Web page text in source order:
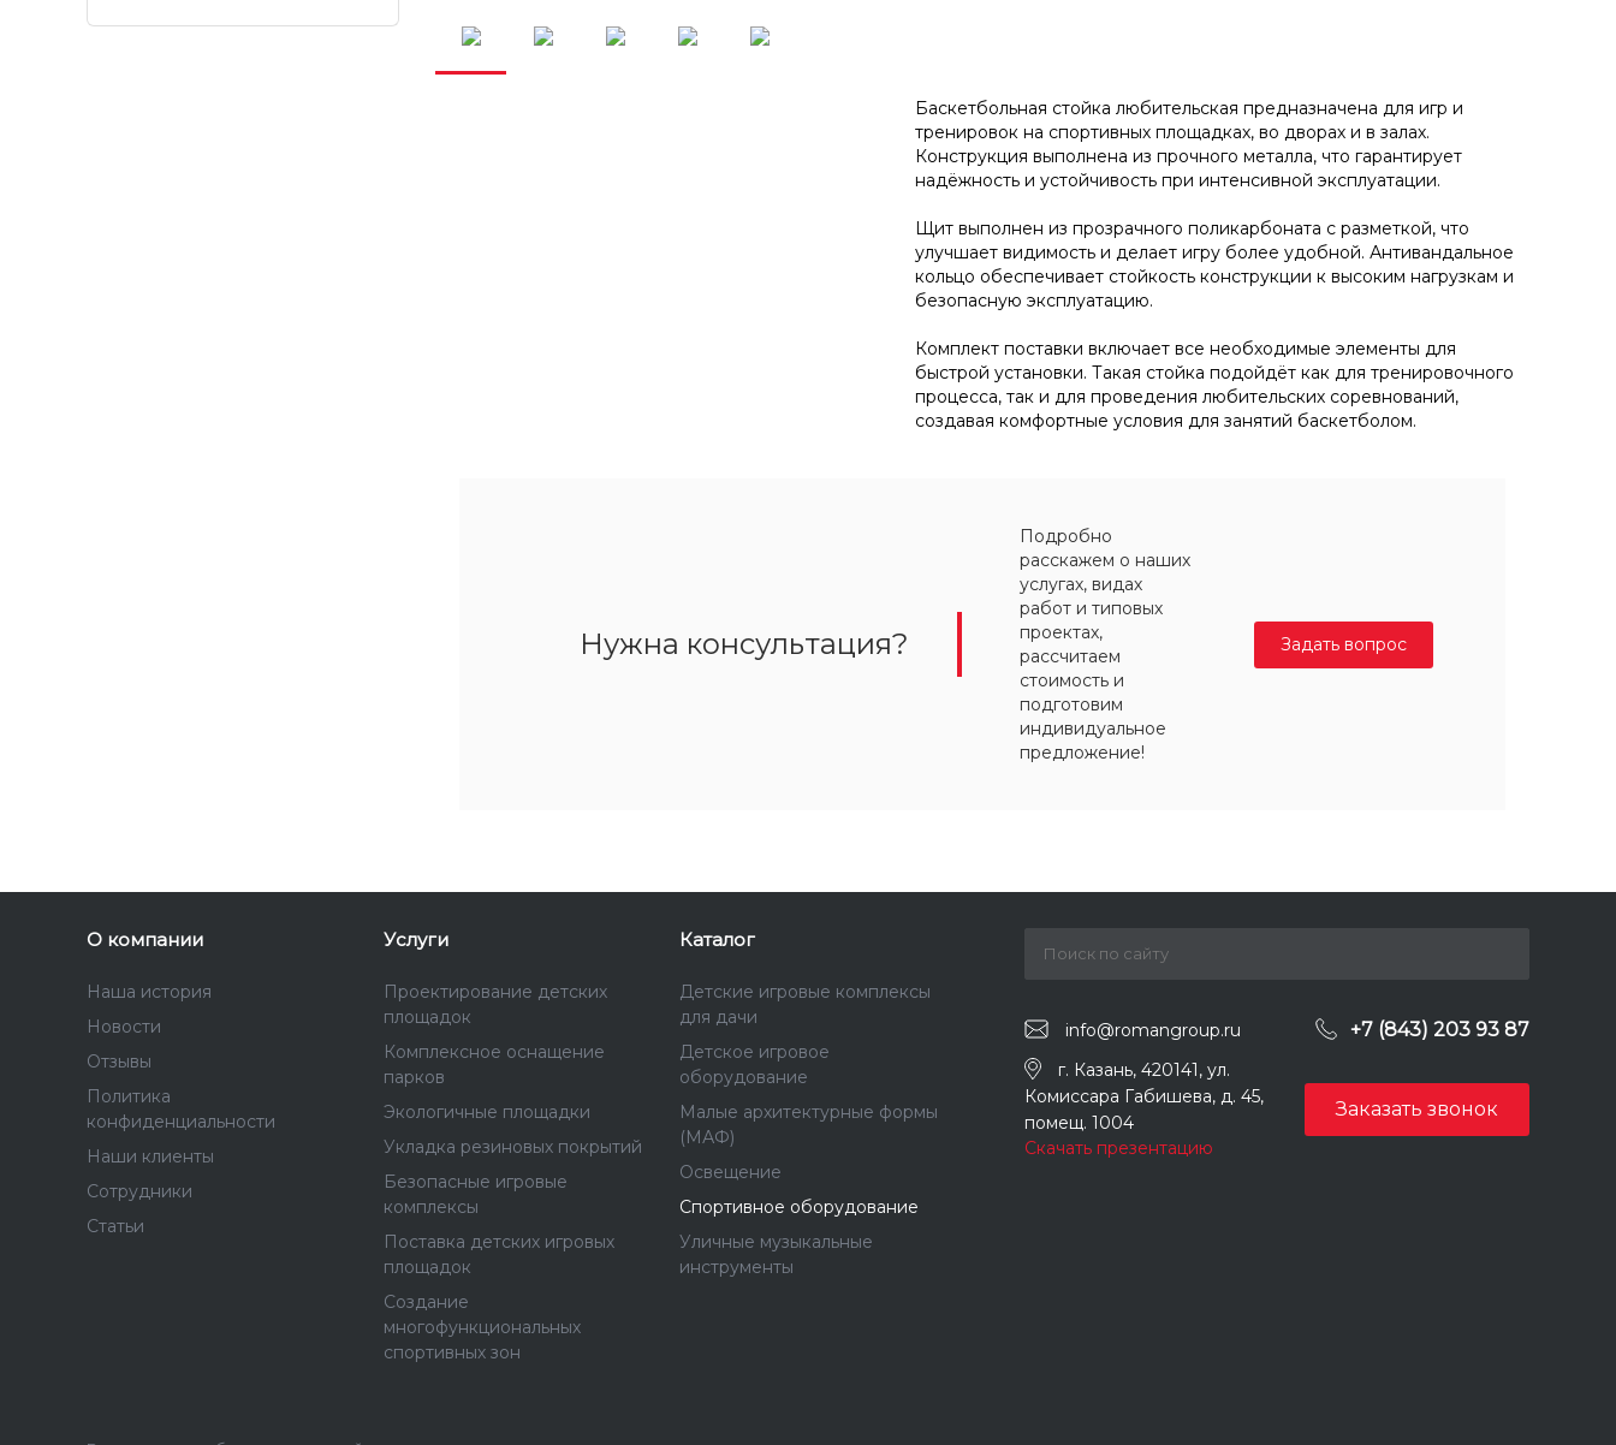
Баскетбольная стойка любительская предназначена для игр и
тренировок на спортивных площадках, во дворах и в залах.
Конструкция выполнена из прочного металла, что гарантирует
надёжность и устойчивость при интенсивной эксплуатации.
Щит выполнен из прозрачного поликарбоната с разметкой, что
улучшает видимость и делает игру более удобной. Антивандальное
кольцо обеспечивает стойкость конструкции к высоким нагрузкам и
безопасную эксплуатацию.
Комплект поставки включает все необходимые элементы для
быстрой установки. Такая стойка подойдёт как для тренировочного
процесса, так и для проведения любительских соревнований,
создавая комфортные условия для занятий баскетболом.
Нужна консультация?
Подробно
расскажем о наших
услугах, видах
работ и типовых
проектах,
рассчитаем
стоимость и
подготовим
индивидуальное
предложение!
Задать вопрос
О компании
Наша история
Новости
Отзывы
Политика
конфиденциальности
Наши клиенты
Сотрудники
Статьи
Услуги
Проектирование детских
площадок
Комплексное оснащение
парков
Экологичные площадки
Укладка резиновых покрытий
Безопасные игровые
комплексы
Поставка детских игровых
площадок
Создание
многофункциональных
спортивных зон
Каталог
Детские игровые комплексы
для дачи
Детское игровое
оборудование
Малые архитектурные формы
(МАФ)
Освещение
Спортивное оборудование
Уличные музыкальные
инструменты
info@romangroup.ru +7 (843) 203 93 87
г. Казань, 420141, ул.
Комиссара Габишева, д. 45,
помещ. 1004
Скачать презентацию
Заказать звонок